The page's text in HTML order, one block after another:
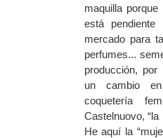
maquilla
está
mercado para
perfumes...
producción,
un cambio
coquetería
Castelnuovo,
He aquí la